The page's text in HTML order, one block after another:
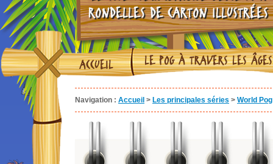
RONDELLES DE CARTON ILLUSTRÉES
ACCUEIL LE POG À TRAVERS LES ÂGES
Navigation : Accueil > Les principales séries > World